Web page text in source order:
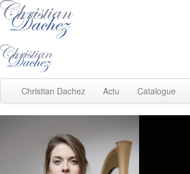
Christian Dachez Actu Catalogue